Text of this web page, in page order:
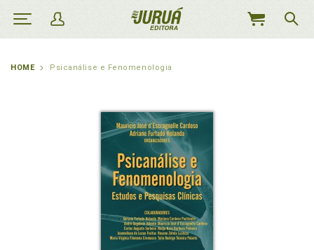
MEU
HOME Psicanálise e Fenomenologia